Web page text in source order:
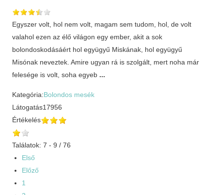
Egyszer volt, hol nem volt, magam sem tudom, hol, de volt
valahol ezen az élő világon egy ember, akit a sok
bolondoskodásáért hol együgyű Miskának, hol együgyű
Misónak neveztek. Amire ugyan rá is szolgált, mert noha már
felesége is volt, soha egyeb ...
Kategória:Bolondos mesék
Látogatás17956
Értékelés
Találatok: 7 - 9 / 76
Első
Előző
1